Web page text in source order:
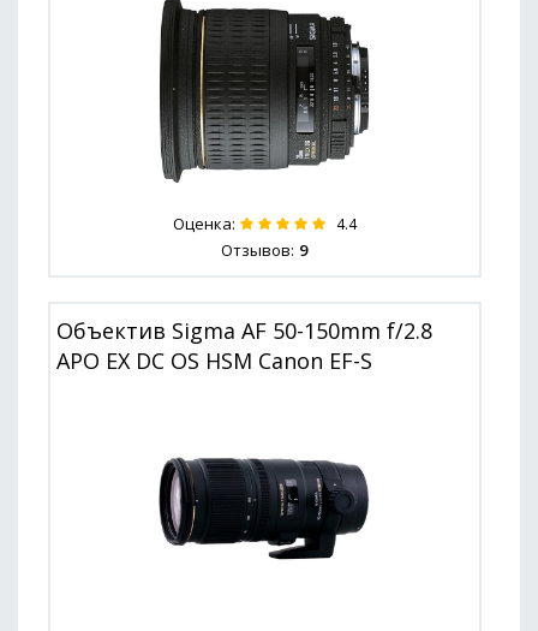
Оценка: 4.4
Отзывов: 9
Объектив Sigma AF 50-150mm f/2.8
APO EX DC OS HSM Canon EF-S